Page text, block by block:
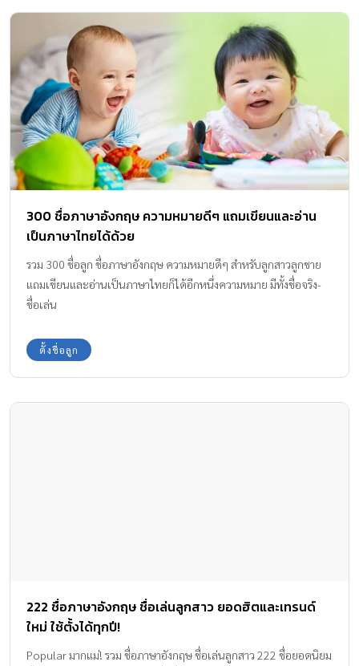
300 ชื่อภาษาอังกฤษ ความหมายดีๆ แถมเขียนและอ่าน
เป็นภาษาไทยได้ด้วย
รวม 300 ชื่อลูก ชื่อภาษาอังกฤษ ความหมายดีๆ สำหรับลูกสาวลูกชาย
แถมเขียนและอ่านเป็นภาษาไทยก็ได้อีกหนึ่งความหมาย มีทั้งชื่อจริง-
ชื่อเล่น
ตั้งชื่อลูก
222 ชื่อภาษาอังกฤษ ชื่อเล่นลูกสาว ยอดฮิตและเทรนด์
ใหม่ ใช้ตั้งได้ทุกปี!
Popular มากแม่! รวม ชื่อภาษาอังกฤษ ชื่อเล่นลูกสาว 222 ชื่อยอดนิยม